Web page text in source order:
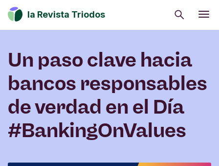
la Revista Triodos Buscar
Consumo consciente
Estrategia climática
Inversión de impacto
Un paso clave hacia
bancos responsables
de verdad en el Día
#BankingOnValues